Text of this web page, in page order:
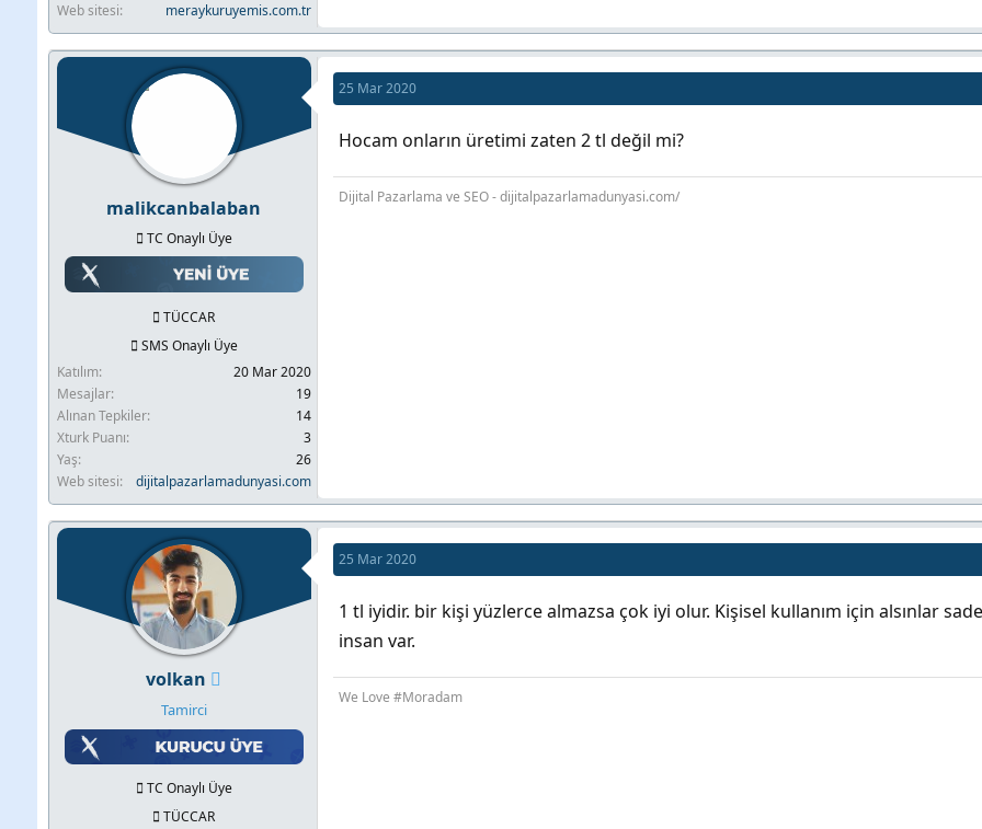
Web sitesi
meraykuruyemis.com.tr
malikcanbalaban
TC Onaylı Üye
TÜCCAR
SMS Onaylı Üye
Katılım
20 Mar 2020
Mesajlar
19
Alınan Tepkiler
14
Xturk Puanı
3
Yaş
26
Web sitesi
dijitalpazarlamadunyasi.com
25 Mar 2020
Hocam onların üretimi zaten 2 tl değil mi?
Dijital Pazarlama ve SEO - dijitalpazarlamadunyasi.com/
volkan
Tamirci
TC Onaylı Üye
TÜCCAR
25 Mar 2020
1 tl iyidir. bir kişi yüzlerce almazsa çok iyi olur. Kişisel kullanım için alsınlar
insan var.
We Love #Moradam